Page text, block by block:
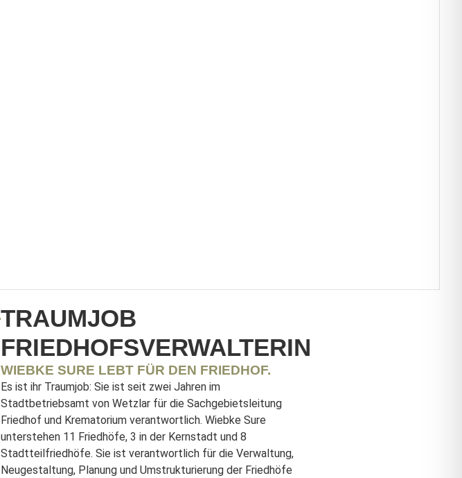
TRAUMJOB
FRIEDHOFSVERWALTERIN
WIEBKE SURE LEBT FÜR DEN FRIEDHOF.
Es ist ihr Traumjob: Sie ist seit zwei Jahren im
Stadtbetriebsamt von Wetzlar für die Sachgebietsleitung
Friedhof und Krematorium verantwortlich. Wiebke Sure
unterstehen 11 Friedhöfe, 3 in der Kernstadt und 8
Stadtteilfriedhöfe. Sie ist verantwortlich für die Verwaltung,
Neugestaltung, Planung und Umstrukturierung der Friedhöfe